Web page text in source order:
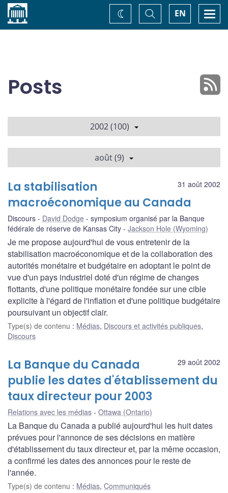
Accueil EN
Basculer
la
recherche
Changez
de
Posts
2002 (100)
août (9)
31 août 2002
La stabilisation
macroéconomique au Canada
Discours David Dodge
symposium organisé par la Banque
fédérale de réserve de Kansas City
Jackson Hole (Wyoming)
Je me propose aujourd'hui de vous entretenir de la
stabilisation macroéconomique et de la collaboration des
autorités monétaire et budgétaire en adoptant le point de
vue d'un pays industriel doté d'un régime de changes
flottants, d'une politique monétaire fondée sur une cible
explicite à l'égard de l'inflation et d'une politique budgétaire
poursuivant un objectif clair.
Type(s) de contenu : Médias, Discours et activités publiques,
Discours
29 août 2002
La Banque du Canada
publie les dates d'établissement du
taux directeur pour 2003
Relations avec les médias Ottawa (Ontario)
La Banque du Canada a publié aujourd'hui les huit dates
prévues pour l'annonce de ses décisions en matière
d'établissement du taux directeur et, par la même occasion,
a confirmé les dates des annonces pour le reste de
l'année.
Type(s) de contenu : Médias, Communiqués